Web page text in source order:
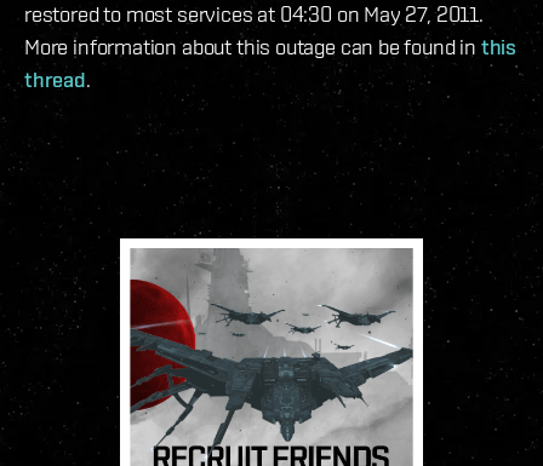
restored to most services at 04:30 on May 27, 2011.
More information about this outage can be found in this
thread.